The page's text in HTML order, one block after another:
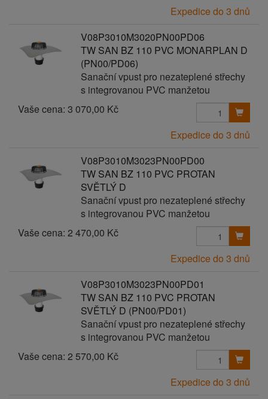
Expedice do 3 dnů
V08P3010M3020PN00PD06
TW SAN BZ 110 PVC MONARPLAN D
(PN00/PD06)
Sanační vpust pro nezateplené střechy
s integrovanou PVC manžetou
Vaše cena: 3 070,00 Kč
Expedice do 3 dnů
V08P3010M3023PN00PD00
TW SAN BZ 110 PVC PROTAN
SVĚTLÝ D
Sanační vpust pro nezateplené střechy
s integrovanou PVC manžetou
Vaše cena: 2 470,00 Kč
Expedice do 3 dnů
V08P3010M3023PN00PD01
TW SAN BZ 110 PVC PROTAN
SVĚTLÝ D (PN00/PD01)
Sanační vpust pro nezateplené střechy
s integrovanou PVC manžetou
Vaše cena: 2 570,00 Kč
Expedice do 3 dnů